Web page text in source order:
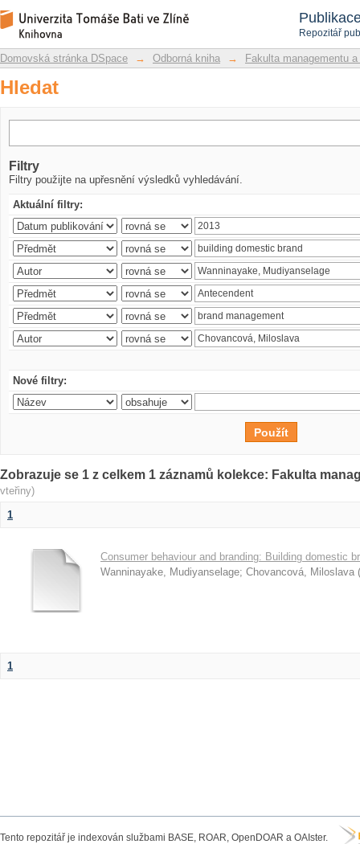
Repozitář
Hledat
Repozitář DSpace/Manakin
Domovská stránka DSpace → Odborná kniha → Fakulta managementu
Hledat
Filtry
Filtry použijte na upřesnění výsledků vyhledávání.
Aktuální filtry:
Nové filtry:
Zobrazuje se 1 z celkem 1 záznamů kolekce: Fakulta
vteřiny)
1
Consumer behaviour and branding: Building domestic
Wanninayake, Mudiyanselage; Chovancová, Miloslava (
1
Tento repozitář je indexován službami BASE, ROAR, OpenDOAR a OAIster.